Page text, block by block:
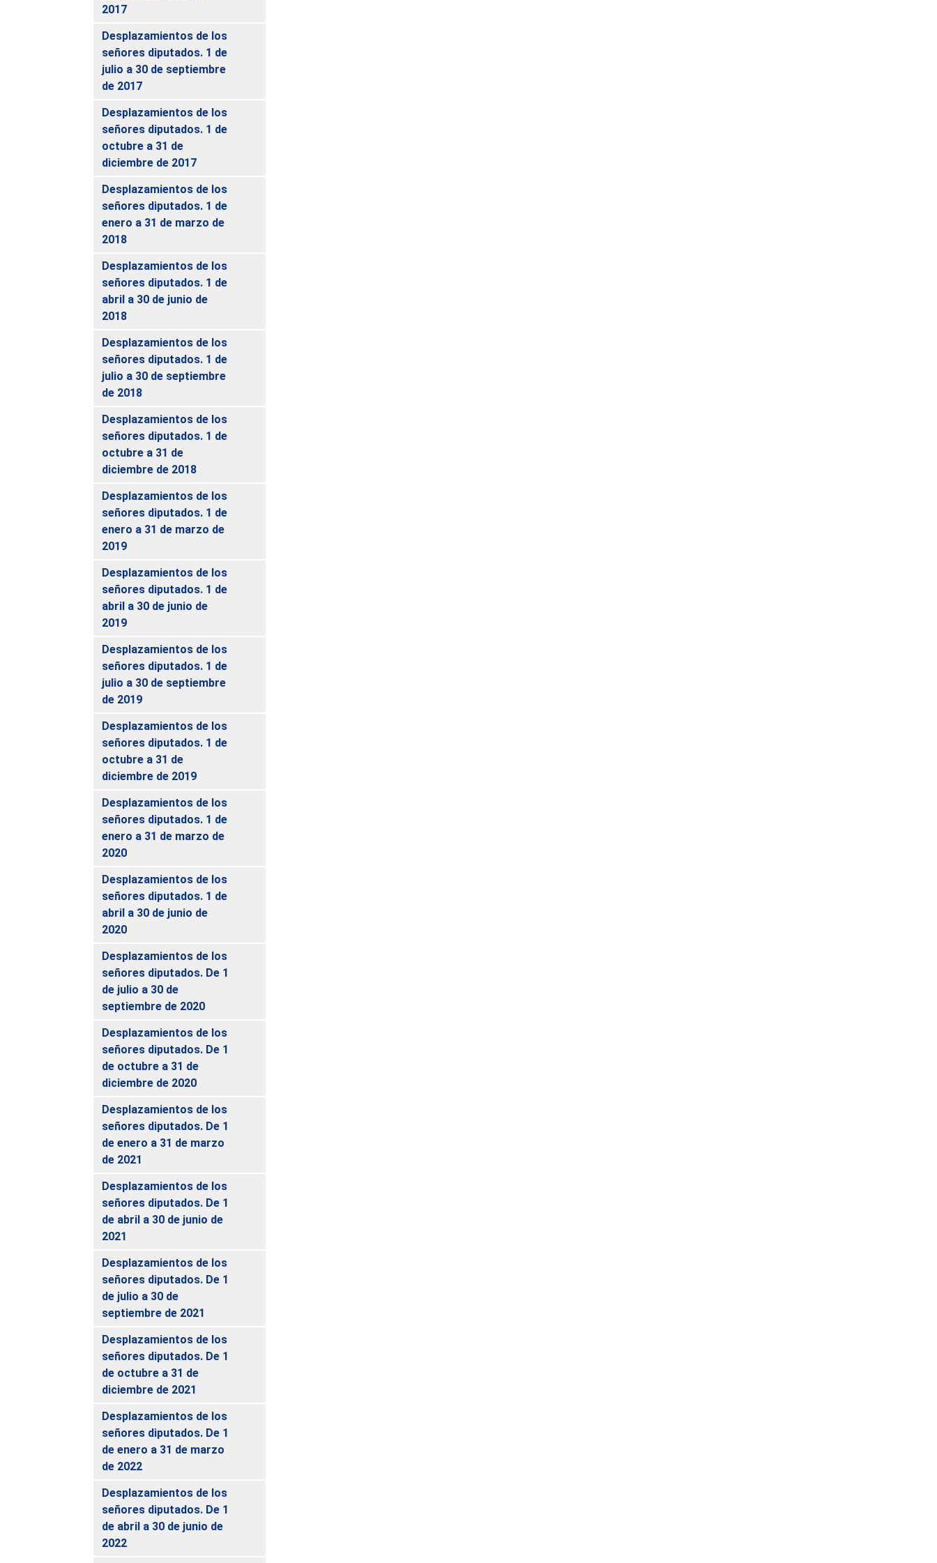
2017
Desplazamientos de los
señores diputados. 1 de
julio a 30 de septiembre
de 2017
Desplazamientos de los
señores diputados. 1 de
octubre a 31 de
diciembre de 2017
Desplazamientos de los
señores diputados. 1 de
enero a 31 de marzo de
2018
Desplazamientos de los
señores diputados. 1 de
abril a 30 de junio de
2018
Desplazamientos de los
señores diputados. 1 de
julio a 30 de septiembre
de 2018
Desplazamientos de los
señores diputados. 1 de
octubre a 31 de
diciembre de 2018
Desplazamientos de los
señores diputados. 1 de
enero a 31 de marzo de
2019
Desplazamientos de los
señores diputados. 1 de
abril a 30 de junio de
2019
Desplazamientos de los
señores diputados. 1 de
julio a 30 de septiembre
de 2019
Desplazamientos de los
señores diputados. 1 de
octubre a 31 de
diciembre de 2019
Desplazamientos de los
señores diputados. 1 de
enero a 31 de marzo de
2020
Desplazamientos de los
señores diputados. 1 de
abril a 30 de junio de
2020
Desplazamientos de los
señores diputados. De 1
de julio a 30 de
septiembre de 2020
Desplazamientos de los
señores diputados. De 1
de octubre a 31 de
diciembre de 2020
Desplazamientos de los
señores diputados. De 1
de enero a 31 de marzo
de 2021
Desplazamientos de los
señores diputados. De 1
de abril a 30 de junio de
2021
Desplazamientos de los
señores diputados. De 1
de julio a 30 de
septiembre de 2021
Desplazamientos de los
señores diputados. De 1
de octubre a 31 de
diciembre de 2021
Desplazamientos de los
señores diputados. De 1
de enero a 31 de marzo
de 2022
Desplazamientos de los
señores diputados. De 1
de abril a 30 de junio de
2022